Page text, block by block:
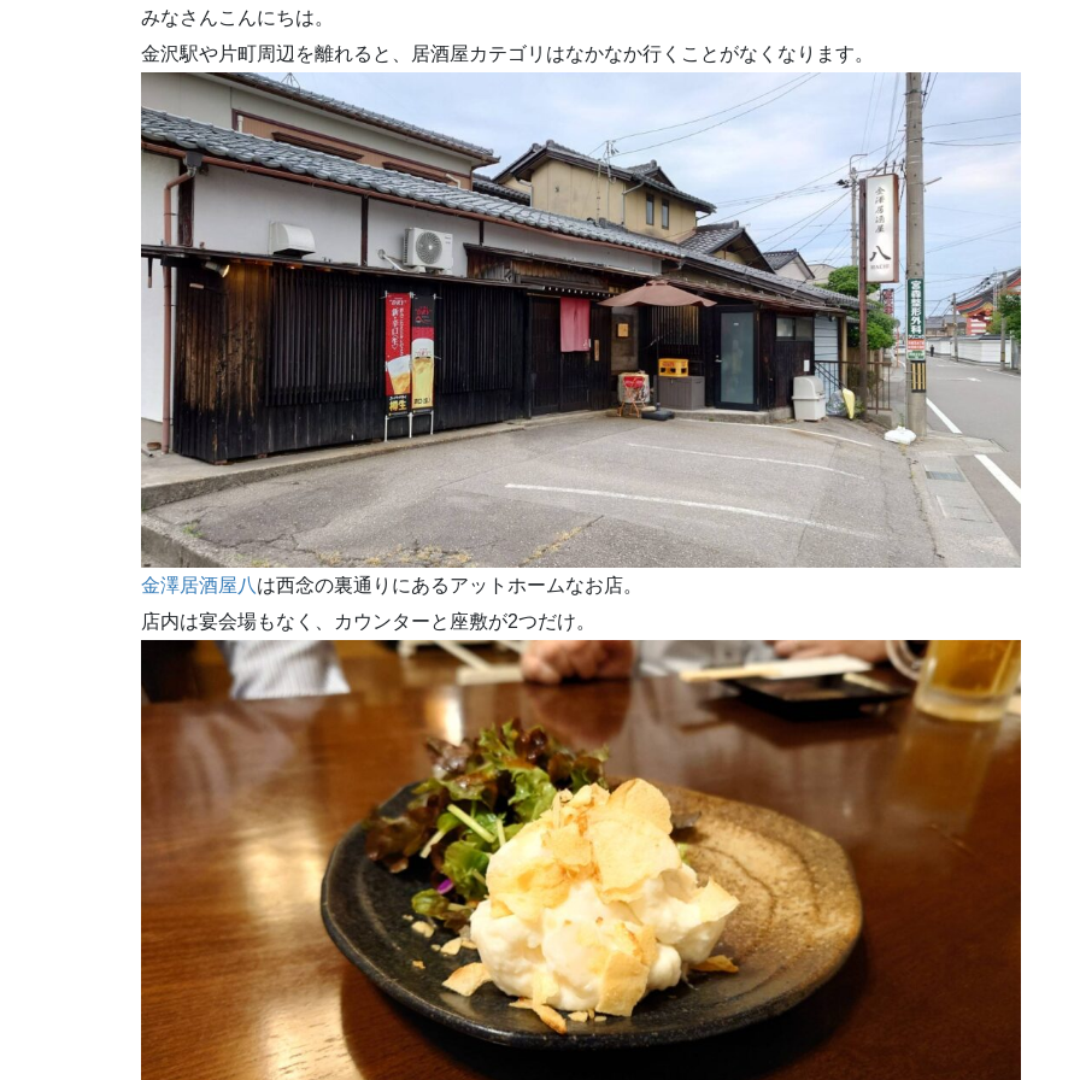
みなさんこんにちは。
金沢駅や片町周辺を離れると、居酒屋カテゴリはなかなか行くことがなくなります。
金澤居酒屋八 は西念の裏通りにあるアットホームなお店。
店内は宴会場もなく、カウンターと座敷が2つだけ。